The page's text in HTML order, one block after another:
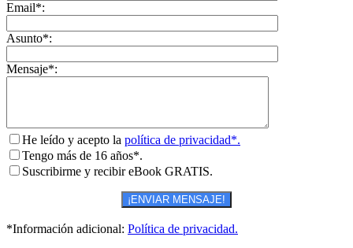
Email*:
Asunto*:
Mensaje*:
He leído y acepto la política de privacidad*.
Tengo más de 16 años*.
Suscribirme y recibir eBook GRATIS.
*Información adicional: Política de privacidad.